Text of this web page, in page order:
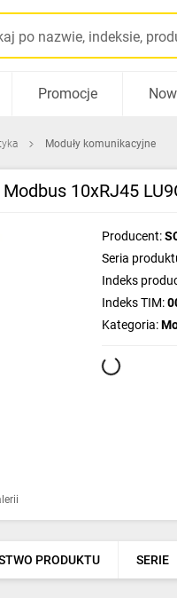
Promocje
Moduły komunikacyjne
10xRJ45
Producent:
Seria
Indeks
Indeks TIM:
Kategoria:
PRODUKTU SERIE